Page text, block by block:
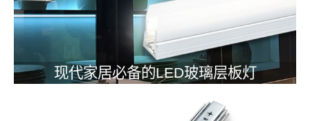
现代家居必备的LED玻璃层板灯